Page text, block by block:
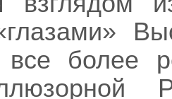
более